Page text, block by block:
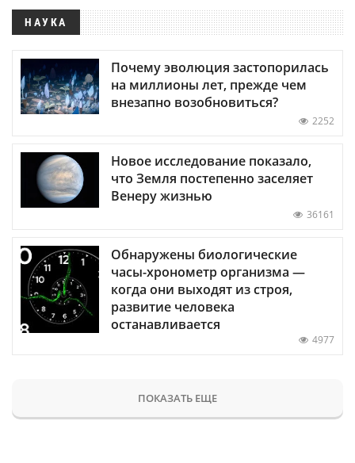
НАУКА
Почему эволюция застопорилась
на миллионы лет, прежде чем
внезапно возобновиться?
2252
Новое исследование показало,
что Земля постепенно заселяет
Венеру жизнью
36161
Обнаружены биологические
часы-хронометр организма —
когда они выходят из строя,
развитие человека
останавливается
4977
ПОКАЗАТЬ ЕЩЕ